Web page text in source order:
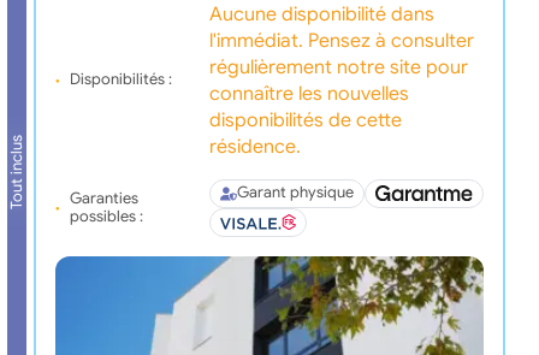
Tout inclus
Disponibilités :
Aucune disponibilité dans
l'immédiat. Pensez à consulter
régulièrement notre site pour
connaître les nouvelles
disponibilités de cette
résidence.
Garanties
possibles :
Garant physique